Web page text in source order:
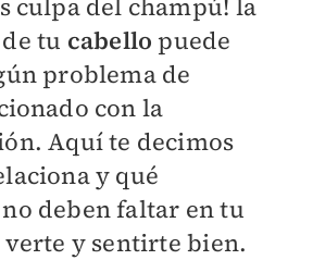
culpa del champú! la
tu cabello puede
problema de
con la
Aquí te decimos
y qué
deben faltar en tu
y sentirte bien.